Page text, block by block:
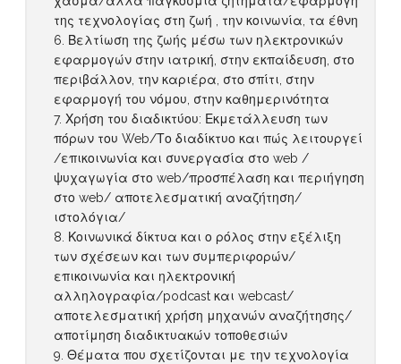
της τεχνολογίας στη ζωή , την κοινωνία, τα έθνη
Βελτίωση της ζωής μέσω των ηλεκτρονικών
εφαρμογών στην ιατρική, στην εκπαίδευση, στο
περιβάλλον, την καριέρα, στο σπίτι, στην
εφαρμογή του νόμου, στην καθημερινότητα
Χρήση του διαδικτύου: Εκμετάλλευση των
πόρων του Web/Το διαδίκτυο και πώς λειτουργεί
/επικοινωνία και συνεργασία στο web /
ψυχαγωγία στο web/προσπέλαση και περιήγηση
στο web/ αποτελεσματική αναζήτηση/
ιστολόγια/
Κοινωνικά δίκτυα και ο ρόλος στην εξέλιξη
των σχέσεων και των συμπεριφορών/
επικοινωνία και ηλεκτρονική
αλληλογραφία/podcast και webcast/
αποτελεσματική χρήση μηχανών αναζήτησης/
αποτίμηση διαδικτυακών τοποθεσιών
Θέματα που σχετίζονται με την τεχνολογία